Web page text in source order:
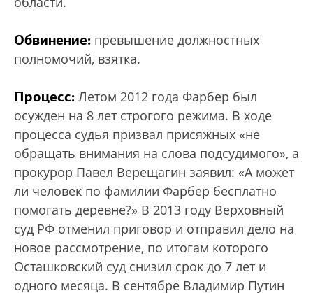
Обвинение: превышение должностных
полномочий, взятка.
Процесс: Летом 2012 года Фарбер был
осужден на 8 лет строгого режима. В ходе
процесса судья призвал присяжных «не
обращать внимания на слова подсудимого», а
прокурор Павел Верещагин заявил: «А может
ли человек по фамилии Фарбер бесплатно
помогать деревне?» В 2013 году Верховный
суд РФ отменил приговор и отправил дело на
новое рассмотрение, по итогам которого
Осташковский суд снизил срок до 7 лет и
одного месяца. В сентябре Владимир Путин